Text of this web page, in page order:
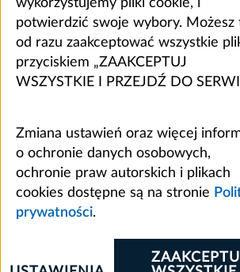
wykorzystujemy pliki cookie, i
potwierdzić swoje wybory. Możesz
od razu zaakceptować wszystkie
przyciskiem „ZAAKCEPTUJ
WSZYSTKIE I PRZEJDŹ DO
Zmiana ustawień oraz więcej
o ochronie danych osobowych,
ochronie praw autorskich i plikach
cookies dostępne są na stronie
prywatności.